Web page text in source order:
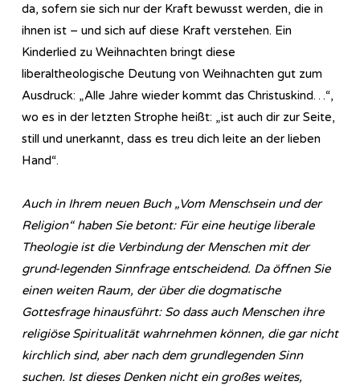
da, sofern sie sich nur der Kraft bewusst werden, die in
ihnen ist – und sich auf diese Kraft verstehen. Ein
Kinderlied zu Weihnachten bringt diese
liberaltheologische Deutung von Weihnachten gut zum
Ausdruck: „Alle Jahre wieder kommt das Christuskind…“,
wo es in der letzten Strophe heißt: „ist auch dir zur Seite,
still und unerkannt, dass es treu dich leite an der lieben
Hand“.
Auch in Ihrem neuen Buch „Vom Menschsein und der
Religion“ haben Sie betont: Für eine heutige liberale
Theologie ist die Verbindung der Menschen mit der
grund-legenden Sinnfrage entscheidend. Da öffnen Sie
einen weiten Raum, der über die dogmatische
Gottesfrage hinausführt: So dass auch Menschen ihre
religiöse Spiritualität wahrnehmen können, die gar nicht
kirchlich sind, aber nach dem grundlegenden Sinn
suchen. Ist dieses Denken nicht ein großes weites,